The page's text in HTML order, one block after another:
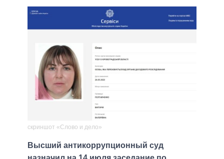
скриншот «Слово и дело»
Высший антикоррупционный суд